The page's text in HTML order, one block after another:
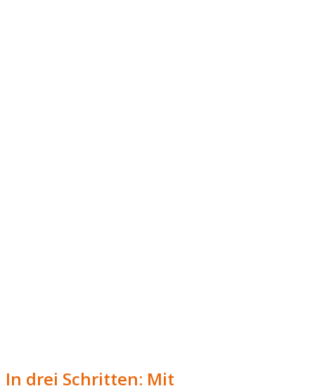
In drei Schritten: Mit